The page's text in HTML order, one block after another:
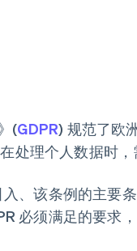
(GDPR) 规范了欧
处理个人数据时
、该条例的主要
必须满足的要求